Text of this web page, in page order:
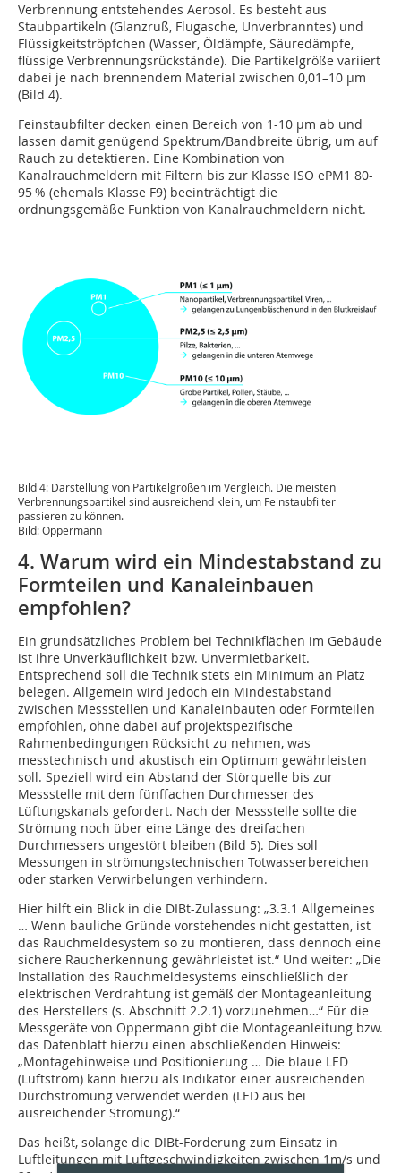
Verbrennung entstehendes Aerosol. Es besteht aus
Staubpartikeln (Glanzruß, Flugasche, Unverbranntes) und
Flüssigkeitströpfchen (Wasser, Öldämpfe, Säuredämpfe,
flüssige Verbrennungsrückstände). Die Partikelgröße variiert
dabei je nach brennendem Material zwischen 0,01–10 µm
(Bild 4).
Feinstaubfilter decken einen Bereich von 1-10 µm ab und
lassen damit genügend Spektrum/Bandbreite übrig, um auf
Rauch zu detektieren. Eine Kombination von
Kanalrauchmeldern mit Filtern bis zur Klasse ISO ePM1 80-
95 % (ehemals Klasse F9) beeinträchtigt die
ordnungsgemäße Funktion von Kanalrauchmeldern nicht.
Bild 4: Darstellung von Partikelgrößen im Vergleich. Die meisten
Verbrennungspartikel sind ausreichend klein, um Feinstaubfilter
passieren zu können.
Bild: Oppermann
4. Warum wird ein Mindestabstand zu
Formteilen und Kanaleinbauen
empfohlen?
Ein grundsätzliches Problem bei Technikflächen im Gebäude
ist ihre Unverkäuflichkeit bzw. Unvermietbarkeit.
Entsprechend soll die Technik stets ein Minimum an Platz
belegen. Allgemein wird jedoch ein Mindestabstand
zwischen Messstellen und Kanaleinbauten oder Formteilen
empfohlen, ohne dabei auf projektspezifische
Rahmenbedingungen Rücksicht zu nehmen, was
messtechnisch und akustisch ein Optimum gewährleisten
soll. Speziell wird ein Abstand der Störquelle bis zur
Messstelle mit dem fünffachen Durchmesser des
Lüftungskanals gefordert. Nach der Messstelle sollte die
Strömung noch über eine Länge des dreifachen
Durchmessers ungestört bleiben (Bild 5). Dies soll
Messungen in strömungstechnischen Totwasserbereichen
oder starken Verwirbelungen verhindern.
Hier hilft ein Blick in die DIBt-Zulassung: „3.3.1 Allgemeines
… Wenn bauliche Gründe vorstehendes nicht gestatten, ist
das Rauchmeldesystem so zu montieren, dass dennoch eine
sichere Raucherkennung gewährleistet ist.“ Und weiter: „Die
Installation des Rauchmeldesystems einschließlich der
elektrischen Verdrahtung ist gemäß der Montageanleitung
des Herstellers (s. Abschnitt 2.2.1) vorzunehmen…“ Für die
Messgeräte von Oppermann gibt die Montageanleitung bzw.
das Datenblatt hierzu einen abschließenden Hinweis:
„Montagehinweise und Positionierung … Die blaue LED
(Luftstrom) kann hierzu als Indikator einer ausreichenden
Durchströmung verwendet werden (LED aus bei
ausreichender Strömung).“
Das heißt, solange die DIBt-Forderung zum Einsatz in
Luftleitungen mit Luftgeschwindigkeiten zwischen 1m/s und